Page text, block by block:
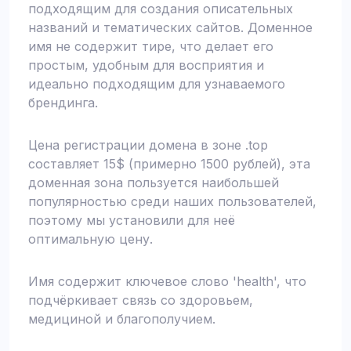
подходящим для создания описательных
названий и тематических сайтов. Доменное
имя не содержит тире, что делает его
простым, удобным для восприятия и
идеально подходящим для узнаваемого
брендинга.
Цена регистрации домена в зоне .top
составляет 15$ (примерно 1500 рублей), эта
доменная зона пользуется наибольшей
популярностью среди наших пользователей,
поэтому мы установили для неё
оптимальную цену.
Имя содержит ключевое слово 'health', что
подчёркивает связь со здоровьем,
медициной и благополучием.